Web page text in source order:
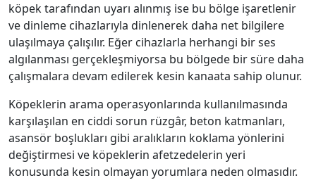
köpek tarafından uyarı alınmış ise bu bölge işaretlenir
ve dinleme cihazlarıyla dinlenerek daha net bilgilere
ulaşılmaya çalışılır. Eğer cihazlarla herhangi bir ses
algılanması gerçekleşmiyorsa bu bölgede bir süre daha
çalışmalara devam edilerek kesin kanaata sahip olunur.
Köpeklerin arama operasyonlarında kullanılmasında
karşılaşılan en ciddi sorun rüzgâr, beton katmanları,
asansör boşlukları gibi aralıkların koklama yönlerini
değiştirmesi ve köpeklerin afetzedelerin yeri
konusunda kesin olmayan yorumlara neden olmasıdır.